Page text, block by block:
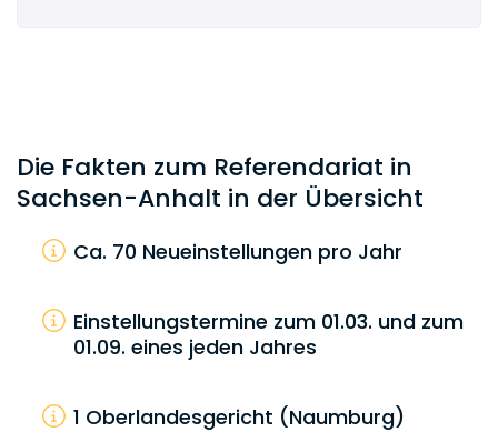
Die Fakten zum Referendariat in
Sachsen-Anhalt in der Übersicht
Ca. 70 Neueinstellungen pro Jahr
Einstellungstermine zum 01.03. und zum
01.09. eines jeden Jahres
1 Oberlandesgericht (Naumburg)